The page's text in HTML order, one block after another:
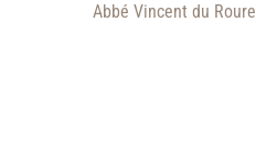
Abbé Vincent du Roure